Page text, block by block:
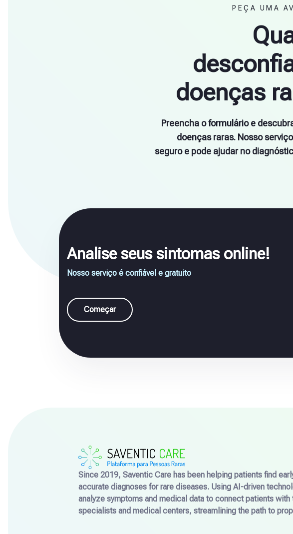
PEÇA UMA
doenças
Preencha o formulário e
doenças raras. Nosso
seguro e pode ajudar no
Analise seus sintomas online!
Nosso serviço é confiável e gratuito
Começar
Since 2019, Saventic Care has been helping patients find
accurate diagnoses for rare diseases. Using AI-driven
analyze symptoms and medical data to connect patients with
specialists and medical centers, streamlining the path to